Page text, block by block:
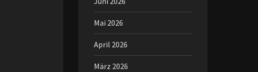
Mai 2026
April 2026
März 2026